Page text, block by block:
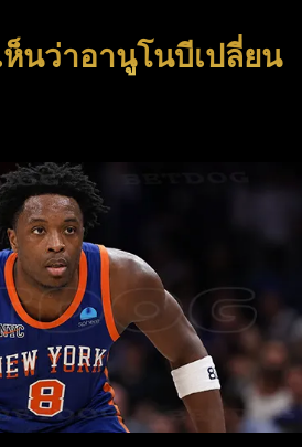
ห็นว่าอานูโนบีเปลี่ยน